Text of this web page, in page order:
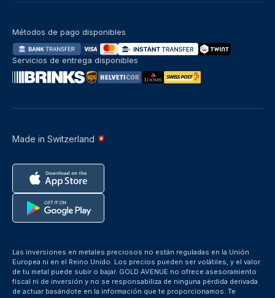
Made in Switzerland
Métodos de pago disponibles
Servicios de entrega disponibles
Las inversiones en metales preciosos no están reguladas en la Unión
Europea ni en el Reino Unido. Los precios pueden ser volátiles, y el valor
de tu metal puede subir o bajar. GOLD AVENUE no ofrece asesoramiento
fiscal ni de inversión y no se responsabiliza de ninguna pérdida derivada
de actuar basándote en la información que te proporcionamos. Te